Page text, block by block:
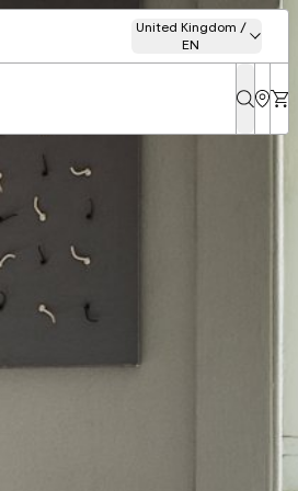
United Kingdom /
EN